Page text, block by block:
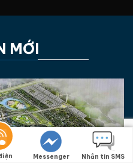
MỚI
Messenger Nhắn tin SMS